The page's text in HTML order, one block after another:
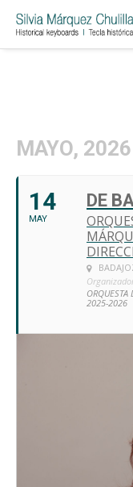
MAYO, 2026
14
MAY
DE
2025-2026